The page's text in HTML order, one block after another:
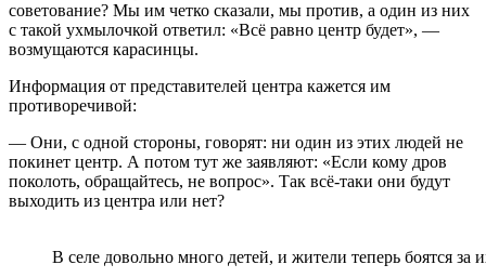
советование? Мы им четко сказали, мы против, а один из них
с такой ухмылочкой ответил: «Всё равно центр будет», —
возмущаются карасинцы.
Информация от представителей центра кажется им
противоречивой:
— Они, с одной стороны, говорят: ни один из этих людей не
покинет центр. А потом тут же заявляют: «Если кому дров
поколоть, обращайтесь, не вопрос». Так всё-таки они будут
выходить из центра или нет?
В селе довольно много детей, и жители теперь боятся за